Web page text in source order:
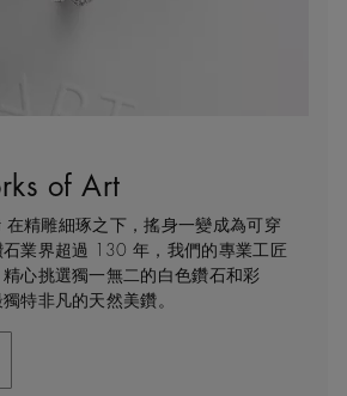
of Art
在精雕細琢之下，搖身一變成為可穿
業界超過 130 年，我們的專業工匠
心挑選獨一無二的白色鑽石和彩
特非凡的天然美鑽。
的藝術
寶藝術的領導者，在鑽石之旅的每個
開採到打造成世代相傳的瑰寶
獨特地位。 我們探索並揭示大自然
人魅力，精心創造出工藝非凡的珠
的追求與卓越的專業技巧缺一不
受天然美鑽何等珍貴，對佩戴者和
言，鑽石都是大自然的瑰寶。因此
都能對開採地當地的人民和環境帶
們將此承諾稱為「建設永恒」，亦
我們其中一間商店，我們都渴望能
物體驗。預約親臨精品店或線上購
諮詢得到專家協助和指導。